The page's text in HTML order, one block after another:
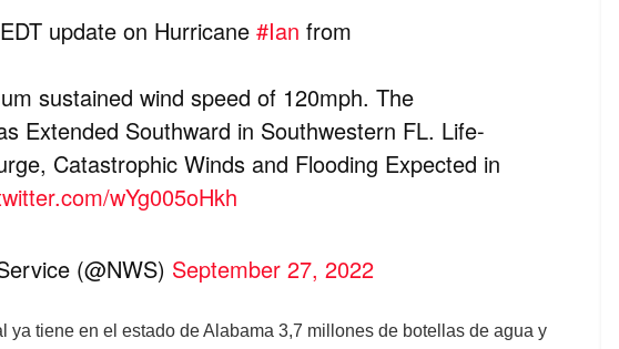
update on Hurricane #Ian from
sustained wind speed of 120mph. The
Extended Southward in Southwestern FL. Life-
Catastrophic Winds and Flooding Expected in
wYg005oHkh
(@NWS) September 27, 2022
ya tiene en el estado de Alabama 3,7 millones de botellas de agua y